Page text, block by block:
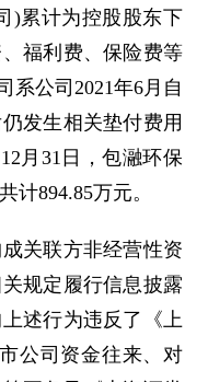
)累计为控股股东下
福利费、保险费等
系公司2021年6月自
发生相关垫付费用
月31日，包瀜环保
计894.85万元。
关联方非经营性资
规定履行信息披露
述行为违反了《上
公司资金往来、对